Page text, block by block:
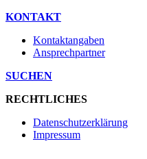
KONTAKT
Kontaktangaben
Ansprechpartner
SUCHEN
RECHTLICHES
Datenschutzerklärung
Impressum